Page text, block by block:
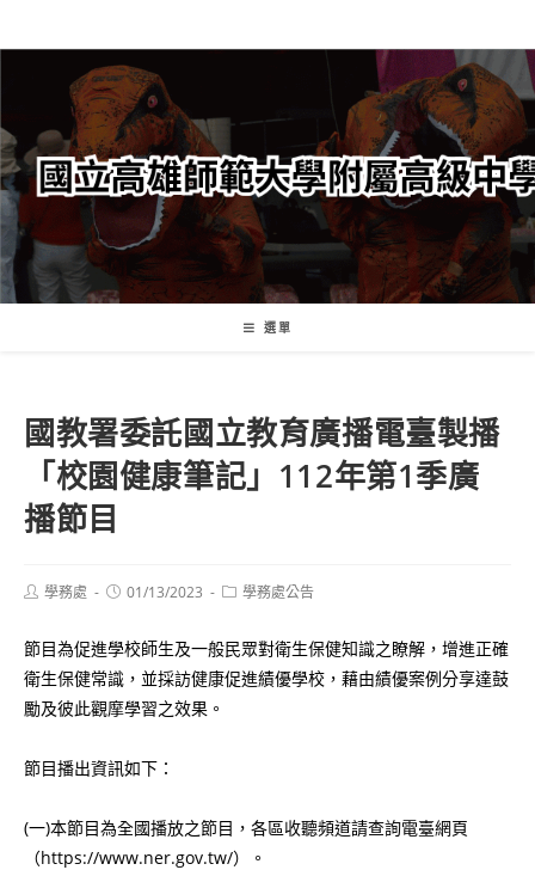
轉
要
內
容
選單
國教署委託國立教育廣播電臺製播
「校園健康筆記」112年第1季廣
播節目
Post學務處
Post01/13/2023
Post學務處公告
節目為促進學校師生及一般民眾對衛生保健知識之瞭解，增進正確
衛生保健常識，並採訪健康促進績優學校，藉由績優案例分享達鼓
勵及彼此觀摩學習之效果。
節目播出資訊如下：
(一)本節目為全國播放之節目，各區收聽頻道請查詢電臺網頁
（https://www.ner.gov.tw/）。